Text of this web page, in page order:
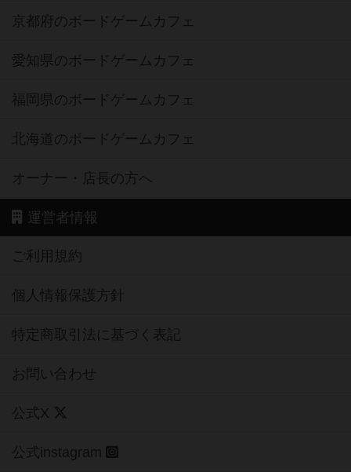
京都府のボードゲームカフェ
愛知県のボードゲームカフェ
福岡県のボードゲームカフェ
北海道のボードゲームカフェ
オーナー・店長の方へ
運営者情報
ご利用規約
個人情報保護方針
特定商取引法に基づく表記
お問い合わせ
公式X
公式instagram